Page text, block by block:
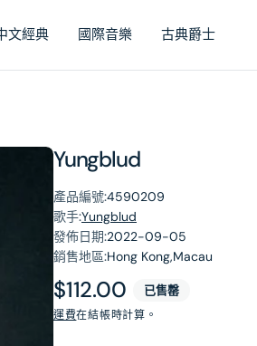
文經典 國際音樂 古典爵士
Yungblud
產品編號:4590209
歌手:Yungblud
發佈日期:2022-09-05
銷售地區:Hong Kong,Macau
原
價
$112.00 已售罄
運費在結帳時計算。